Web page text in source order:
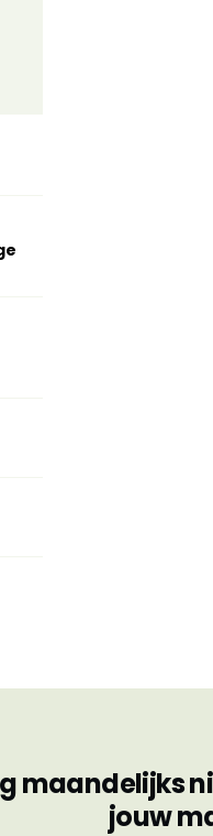
maandelijks
jouw